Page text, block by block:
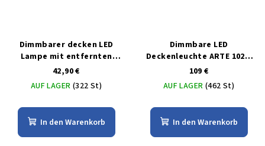
Dimmbarer decken LED
Lampe mit entfernten
bedienungem 25W
42,90 €
AUF LAGER (322 St)
In den Warenkorb
Dimmbare LED
Deckenleuchte ARTE 102W
mit MULTICOLOR 3D-
Steuerung
109 €
AUF LAGER (462 St)
In den Warenkorb